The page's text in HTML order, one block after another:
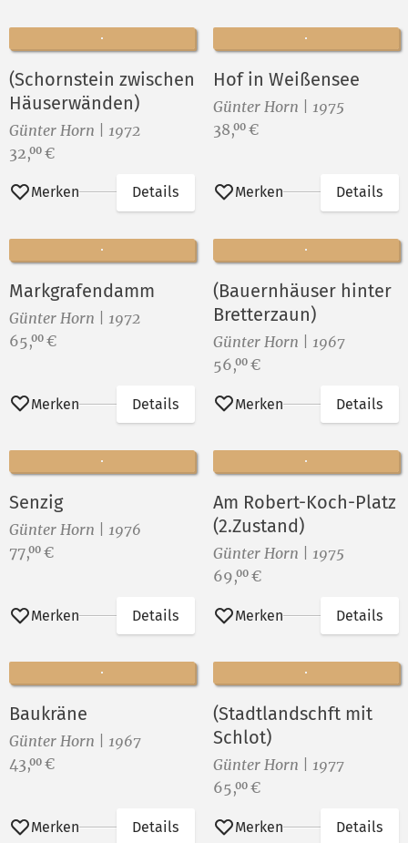
(Schornstein zwischen
Häuserwänden)
Günter Horn | 1972
Preis:
32,00 €
Merken Details
Hof in Weißensee
Günter Horn | 1975
Preis:
38,00 €
Merken Details
Markgrafendamm
Günter Horn | 1972
Preis:
65,00 €
Merken Details
(Bauernhäuser hinter
Bretterzaun)
Günter Horn | 1967
Preis:
56,00 €
Merken Details
Senzig
Günter Horn | 1976
Preis:
77,00 €
Merken Details
Am Robert-Koch-Platz
(2.Zustand)
Günter Horn | 1975
Preis:
69,00 €
Merken Details
Baukräne
Günter Horn | 1967
Preis:
43,00 €
Merken Details
(Stadtlandschft mit
Schlot)
Günter Horn | 1977
Preis:
65,00 €
Merken Details